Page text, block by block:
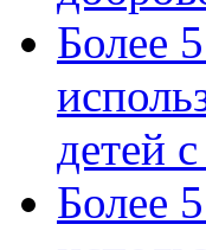
Более
детей
Более